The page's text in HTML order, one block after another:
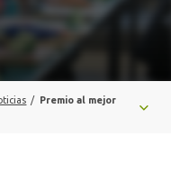
/
Premio al mejor